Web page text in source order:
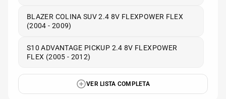
BLAZER COLINA SUV 2.4 8V FLEXPOWER FLEX
(2004 - 2009)
S10 ADVANTAGE PICKUP 2.4 8V FLEXPOWER
FLEX (2005 - 2012)
VER LISTA COMPLETA